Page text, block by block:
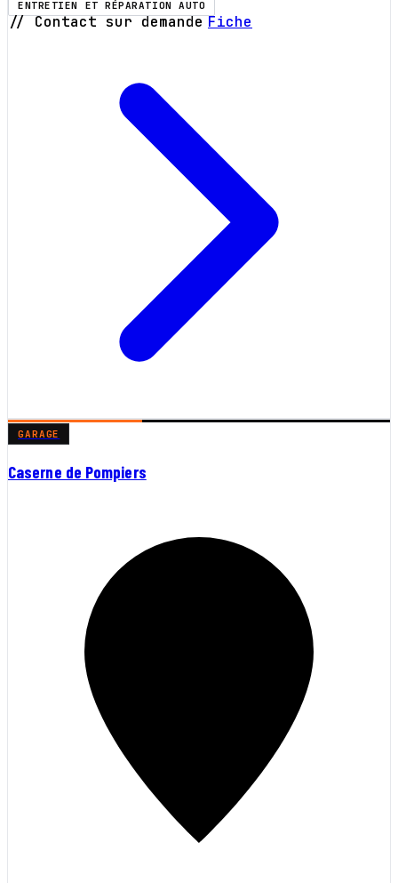
ENTRETIEN ET RÉPARATION AUTO
// Contact sur demande Fiche
GARAGE
Caserne de Pompiers